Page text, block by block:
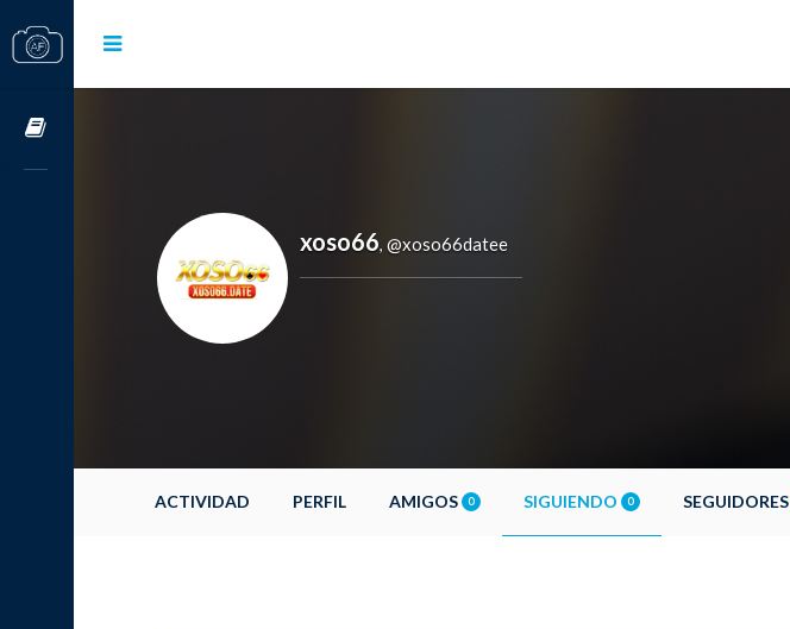
xoso66, @xoso66datee
ACTIVIDAD PERFIL AMIGOS 0 SIGUIENDO 0 SEGUIDORES